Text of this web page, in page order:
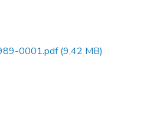
0001.pdf(9,42 MB)